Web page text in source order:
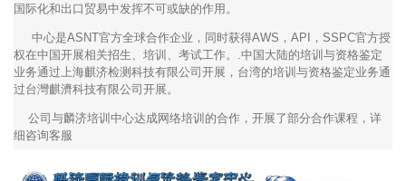
国际化和出口贸易中发挥不可或缺的作用。
中心是ASNT官方全球合作企业，同时获得AWS，API，SSPC官方授
权在中国开展相关招生、培训、考试工作。.中国大陆的培训与资格鉴定
业务通过上海麒济检测科技有限公司开展，台湾的培训与资格鉴定业务通
过台灣麒濟科技有限公司开展。
公司与麟济培训中心达成网络培训的合作，开展了部分合作课程，详
细咨询客服